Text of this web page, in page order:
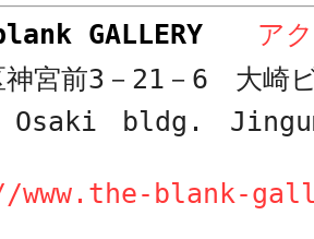
GALLERY
ア
宮前3 － 21 － 6 大崎
Osaki bldg.
blank-